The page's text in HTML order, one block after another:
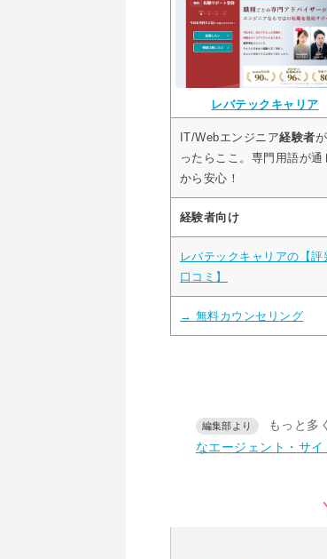
レバテックキャリア
IT/Webエンジニア経験者
ったらここ。専門用語が通
から安心！
経験者向け
レバテックキャリアの【評
口コミ】
→ 無料カウンセリング
もっと多
なエージェント・サ